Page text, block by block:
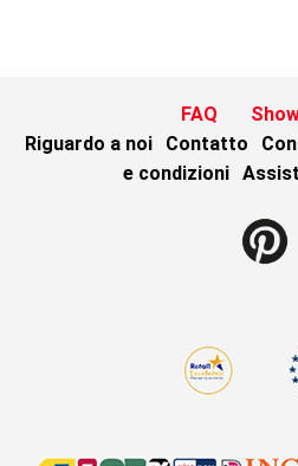
FAQ
Riguardo a noi
Contatto
e condizioni